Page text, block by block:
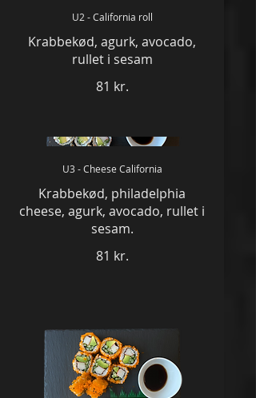
U2 - California roll
Krabbekød, agurk, avocado,
rullet i sesam
81 kr.
U3 - Cheese California
Krabbekød, philadelphia
cheese, agurk, avocado, rullet i
sesam.
81 kr.